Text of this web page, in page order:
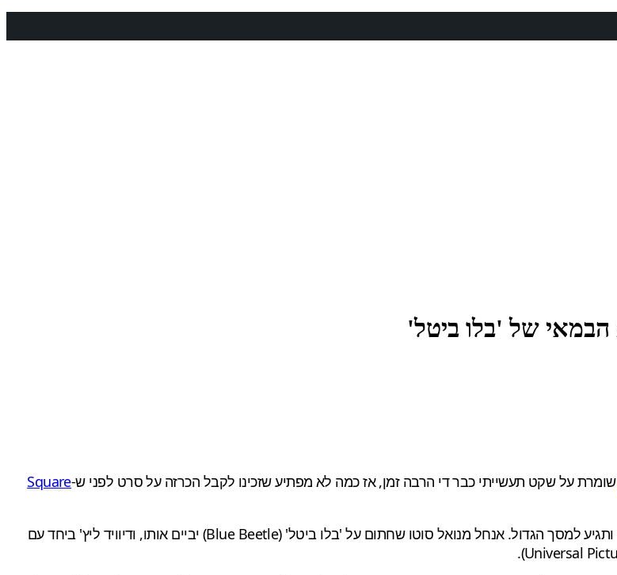
שומרת על שקט תעשייתי כבר די הרבה זמן, אז כמה לא מפתיע שזכינו לקבל הכרזה על סרט לפני ש-Square
תזכה לעיבוד קולנועי ותגיע למסך הגדול. אנחל מנואל סוטו שחתום על 'בלו ביטל' (Blue Beetle) יביים אותו, ודיוויד ליץ' ביחד עם